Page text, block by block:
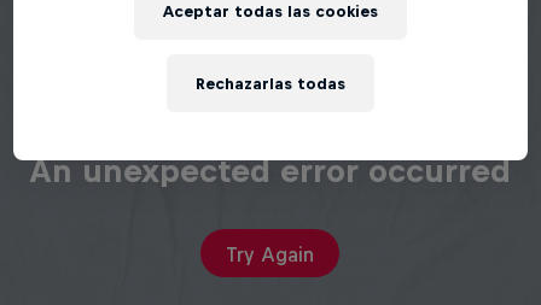
An unexpected error occurred
Try Again
Rechazarlas todas
Aceptar todas las cookies